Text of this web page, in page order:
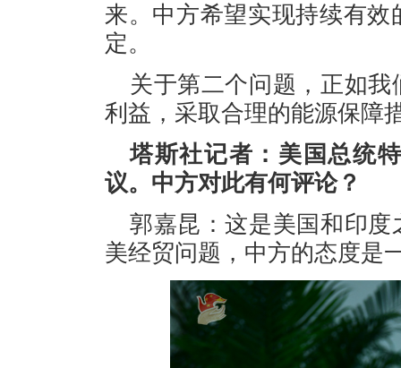
来。中方希望实现持续有
定。
关于第二个问题，正如
利益，采取合理的能源保障
塔斯社记者：美国总统
议。中方对此有何评论？
郭嘉昆：这是美国和印
美经贸问题，中方的态度是